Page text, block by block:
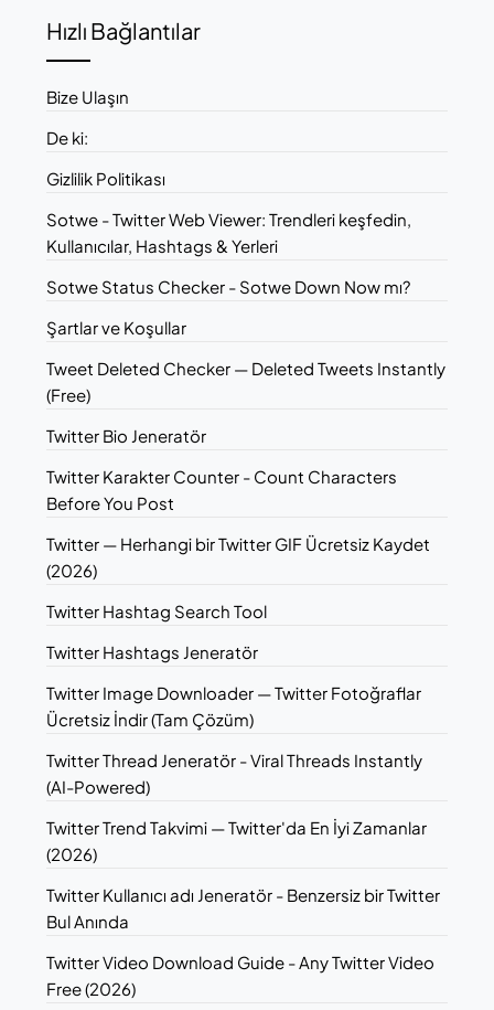
Hızlı Bağlantılar
Bize Ulaşın
De ki:
Gizlilik Politikası
Sotwe - Twitter Web Viewer: Trendleri keşfedin,
Kullanıcılar, Hashtags & Yerleri
Sotwe Status Checker - Sotwe Down Now mı?
Şartlar ve Koşullar
Tweet Deleted Checker — Deleted Tweets Instantly
(Free)
Twitter Bio Jeneratör
Twitter Karakter Counter - Count Characters
Before You Post
Twitter — Herhangi bir Twitter GIF Ücretsiz Kaydet
(2026)
Twitter Hashtag Search Tool
Twitter Hashtags Jeneratör
Twitter Image Downloader — Twitter Fotoğraflar
Ücretsiz İndir (Tam Çözüm)
Twitter Thread Jeneratör - Viral Threads Instantly
(AI-Powered)
Twitter Trend Takvimi — Twitter'da En İyi Zamanlar
(2026)
Twitter Kullanıcı adı Jeneratör - Benzersiz bir Twitter
Bul Anında
Twitter Video Download Guide - Any Twitter Video
Free (2026)